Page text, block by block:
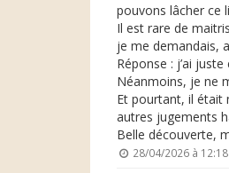
pouvons lâcher ce
Il est rare de
je me demandais,
Réponse : j’ai
Néanmoins, je ne
Et pourtant, il était
autres jugements
Belle découverte,
28/04/2026 à 12:18